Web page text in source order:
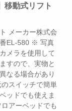
移動式リフト
メーカー株式会
EL-580 ※ 写真
メラを使用して
すので、実物と
なる場合があり
のスイッチで簡単
ッドでも使えま
アーベッドでも